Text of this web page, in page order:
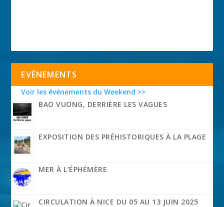
EVÉNEMENTS
Voir les événements du Weekend >>
BAO VUONG, DERRIÈRE LES VAGUES
EXPOSITION DES PRÉHISTORIQUES À LA PLAGE
MER À L’ÉPHÉMÈRE
CIRCULATION À NICE DU 05 AU 13 JUIN 2025